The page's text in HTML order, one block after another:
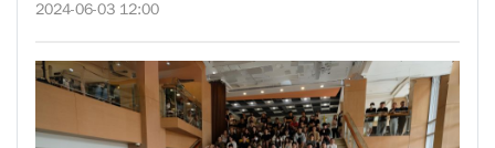
2024-06-03 12:00